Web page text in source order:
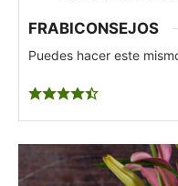
FRABICONSEJOS
Puedes hacer este